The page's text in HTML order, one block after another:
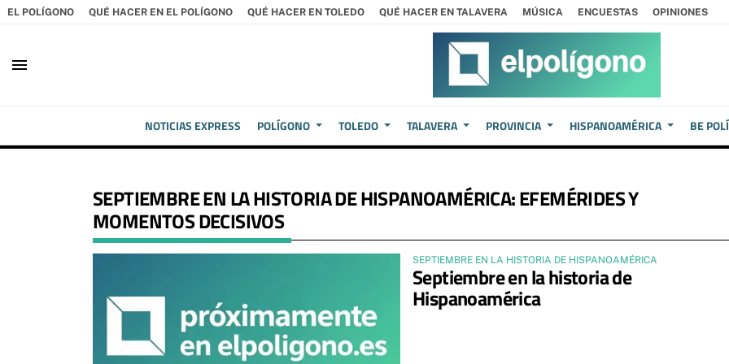
EL POLÍGONO QUÉ HACER EN EL POLÍGONO QUÉ HACER EN TOLEDO QUÉ HACER EN TALAVERA MÚSICA ENCUESTAS OPINIONES
menu
NOTICIAS EXPRESS POLÍGONO TOLEDO TALAVERA PROVINCIA HISPANOAMÉRICA BE
SEPTIEMBRE EN LA HISTORIA DE HISPANOAMÉRICA: EFEMÉRIDES Y
MOMENTOS DECISIVOS
SEPTIEMBRE EN LA HISTORIA DE HISPANOAMÉRICA
Septiembre en la historia de
Hispanoamérica